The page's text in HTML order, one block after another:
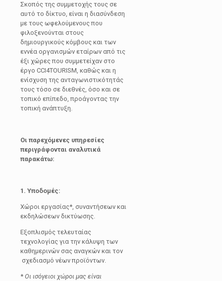
Σκοπός της συμμετοχής τους σε
αυτό το δίκτυο, είναι η διασύνδεση
με τους ωφελούμενους που
φιλοξενούνται στους
δημιουργικούς κόμβους και των
εννέα οργανισμών εταίρων από τις
έξι χώρες που συμμετείχαν στο
έργο CCI4TOURISM, καθώς και η
ενίσχυση της ανταγωνιστικότητάς
τους τόσο σε διεθνές, όσο και σε
τοπικό επίπεδο, προάγοντας την
τοπική ανάπτυξη.
Οι παρεχόμενες υπηρεσίες
περιγράφονται αναλυτικά
παρακάτω:
1. Υποδομές:
Χώροι εργασίας*, συναντήσεων και
εκδηλώσεων δικτύωσης.
Εξοπλισμός τελευταίας
τεχνολογίας για την κάλυψη των
καθημερινών σας αναγκών και τον
σχεδιασμό νέων προϊόντων.
* Οι ισόγειοι χώροι μας είναι